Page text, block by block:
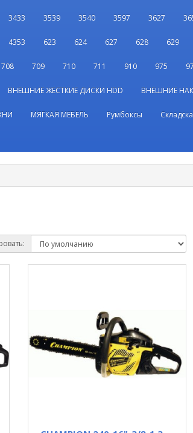
3433 3539 3540 3597 3627
4353 623 624 627 628 629
708 709 710 711 910 975
ВНЕШНИЕ ЖЕСТКИЕ ДИСКИ HDD ВНЕШНИЕ
МЯГКАЯ МЕБЕЛЬ Румбоксы